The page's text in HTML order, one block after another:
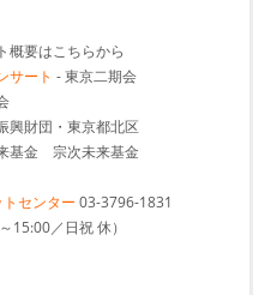
概要はこちらから
サート - 東京二期会
財団・東京都北区
金 宗次未来基金
センター 03-3796-1831
15:00／日祝 休）